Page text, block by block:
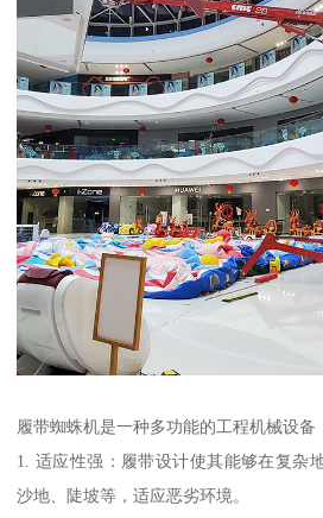
履带蜘蛛机是一种多功能的工程机械设备
1. 适应性强：履带设计使其能够在复杂
沙地、陡坡等，适应恶劣环境。